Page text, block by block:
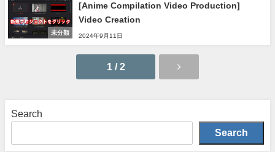
未分類
[Anime Compilation Video Production]
Video Creation
2024年9月11日
1 / 2
Search
Search